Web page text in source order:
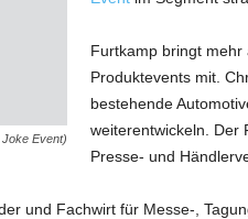
Event)
Furtkamp bringt
Produktevents mit.
bestehende
weiterentwickeln. Der
Presse- und
und Fachwirt für Messe-,